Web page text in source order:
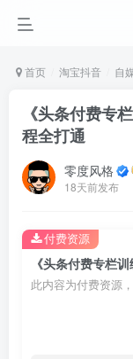
首页 淘宝抖音 自
《头条付费专
程全打通
零度风格
18天前发布
《头条付费专栏
此内容为付费资源
付费资源